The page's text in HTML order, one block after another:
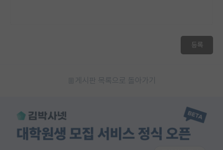
등록
게시판 목록으로 돌아가기